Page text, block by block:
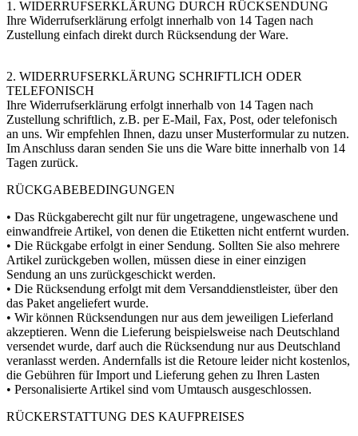
1. WIDERRUFSERKLÄRUNG DURCH RÜCKSENDUNG
Ihre Widerrufserklärung erfolgt innerhalb von 14 Tagen nach
Zustellung einfach direkt durch Rücksendung der Ware.
2. WIDERRUFSERKLÄRUNG SCHRIFTLICH ODER
TELEFONISCH
Ihre Widerrufserklärung erfolgt innerhalb von 14 Tagen nach
Zustellung schriftlich, z.B. per E-Mail, Fax, Post, oder telefonisch
an uns. Wir empfehlen Ihnen, dazu unser Musterformular zu nutzen.
Im Anschluss daran senden Sie uns die Ware bitte innerhalb von 14
Tagen zurück.
RÜCKGABEBEDINGUNGEN
• Das Rückgaberecht gilt nur für ungetragene, ungewaschene und
einwandfreie Artikel, von denen die Etiketten nicht entfernt wurden.
• Die Rückgabe erfolgt in einer Sendung. Sollten Sie also mehrere
Artikel zurückgeben wollen, müssen diese in einer einzigen
Sendung an uns zurückgeschickt werden.
• Die Rücksendung erfolgt mit dem Versanddienstleister, über den
das Paket angeliefert wurde.
• Wir können Rücksendungen nur aus dem jeweiligen Lieferland
akzeptieren. Wenn die Lieferung beispielsweise nach Deutschland
versendet wurde, darf auch die Rücksendung nur aus Deutschland
veranlasst werden. Andernfalls ist die Retoure leider nicht kostenlos,
die Gebühren für Import und Lieferung gehen zu Ihren Lasten
• Personalisierte Artikel sind vom Umtausch ausgeschlossen.
RÜCKERSTATTUNG DES KAUFPREISES